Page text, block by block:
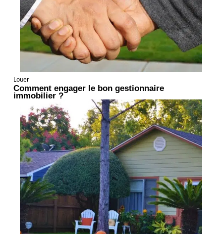
Louer
Comment engager le bon gestionnaire
immobilier ?